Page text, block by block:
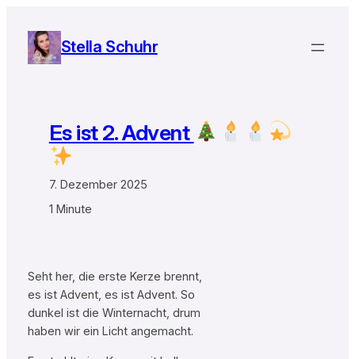
Inhalt
springen
Stella Schuhr
Es ist 2. Advent
7. Dezember 2025
1 Minute
Seht her, die erste Kerze brennt,
es ist Advent, es ist Advent. So
dunkel ist die Winternacht, drum
haben wir ein Licht angemacht.